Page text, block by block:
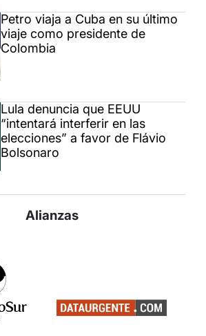
Petro viaja a Cuba en su último
viaje como presidente de
Colombia
Lula denuncia que EEUU
“intentará interferir en las
elecciones” a favor de Flávio
Bolsonaro
Alianzas